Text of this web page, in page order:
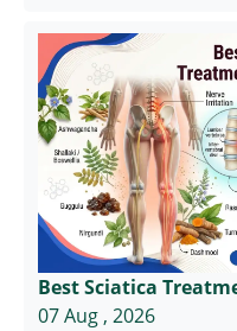
Best Sciatica
07 Aug , 2026